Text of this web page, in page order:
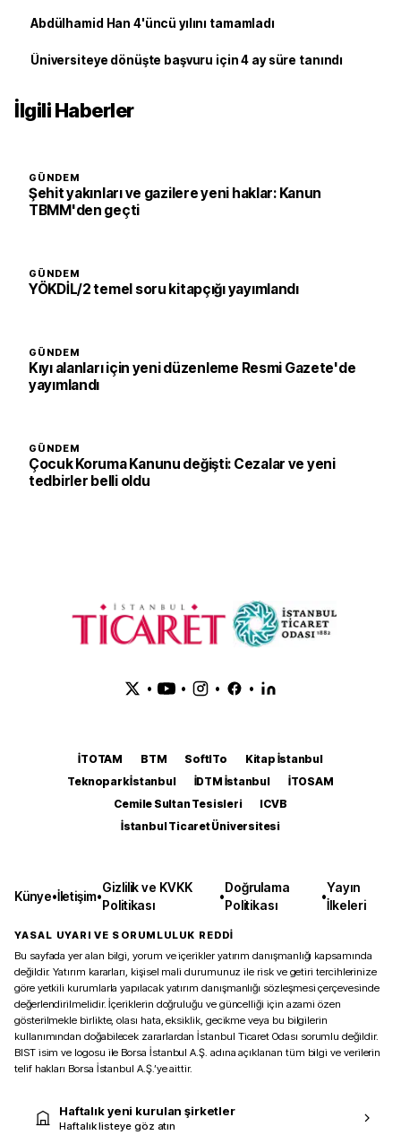
Abdülhamid Han 4'üncü yılını tamamladı
Üniversiteye dönüşte başvuru için 4 ay süre tanındı
İlgili Haberler
GÜNDEM
Şehit yakınları ve gazilere yeni haklar: Kanun
TBMM'den geçti
GÜNDEM
YÖKDİL/2 temel soru kitapçığı yayımlandı
GÜNDEM
Kıyı alanları için yeni düzenleme Resmi Gazete'de
yayımlandı
GÜNDEM
Çocuk Koruma Kanunu değişti: Cezalar ve yeni
tedbirler belli oldu
• • • •
İTOTAM BTM SoftITo
Kitap İstanbul
Teknopark İstanbul
İDTM İstanbul
İTOSAM
Cemile Sultan Tesisleri
ICVB
İstanbul Ticaret Üniversitesi
Künye•İletişim•
Gizlilik ve KVKK
Politikası
•
Doğrulama
Politikası
•
Yayın
İlkeleri
YASAL UYARI VE SORUMLULUK REDDİ
Bu sayfada yer alan bilgi, yorum ve içerikler yatırım danışmanlığı kapsamında
değildir. Yatırım kararları, kişisel mali durumunuz ile risk ve getiri tercihlerinize
göre yetkili kurumlarla yapılacak yatırım danışmanlığı sözleşmesi çerçevesinde
değerlendirilmelidir. İçeriklerin doğruluğu ve güncelliği için azami özen
gösterilmekle birlikte, olası hata, eksiklik, gecikme veya bu bilgilerin
kullanımından doğabilecek zararlardan İstanbul Ticaret Odası sorumlu değildir.
BIST isim ve logosu ile Borsa İstanbul A.Ş. adına açıklanan tüm bilgi ve verilerin
telif hakları Borsa İstanbul A.Ş.’ye aittir.
Haftalık yeni kurulan şirketler
Haftalık listeye göz atın